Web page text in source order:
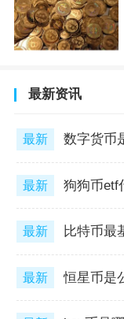
最新资讯
最新 数字货币
最新 狗狗币etf
最新 比特币最
最新 恒星币是